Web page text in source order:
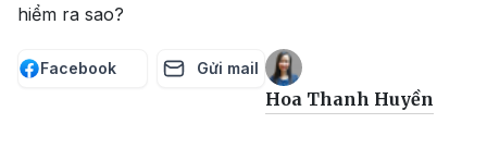
hiểm ra sao?
Facebook Gửi mail
Hoa Thanh Huyền